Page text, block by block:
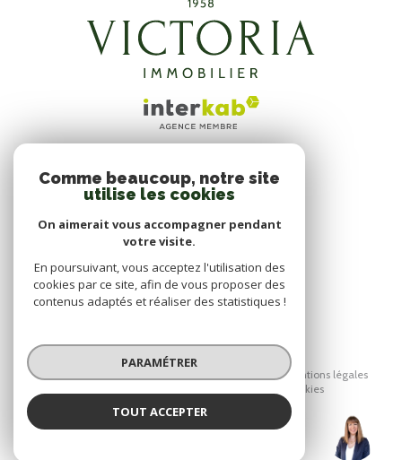
DE SIMON
ADHÉRENTS
NOUS ADHÉRONS
© 2026 | Tous droits réservés
Mentions légales
Cookies
Comme beaucoup, notre site
utilise les cookies
On aimerait vous accompagner pendant
votre visite.
En poursuivant, vous acceptez l'utilisation des
cookies par ce site, afin de vous proposer des
contenus adaptés et réaliser des statistiques !
PARAMÉTRER
TOUT ACCEPTER